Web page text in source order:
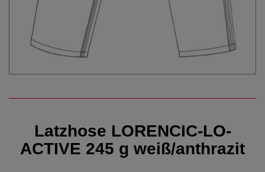
Latzhose LORENCIC-LO-
ACTIVE 245 g weiß/anthrazit